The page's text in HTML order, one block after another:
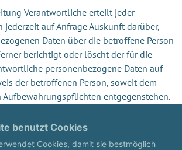
Verantwortliche erteilt jeder
jederzeit auf Anfrage Auskunft darüber,
Daten über die betroffene Person
berichtigt oder löscht der für die
personenbezogene Daten auf
der betroffenen Person, soweit dem
Aufbewahrungspflichten entgegenstehen.
der betroffenen Person in diesem
Ansprechpartner zur Verfügung.
benutzt Cookies
Cookies, damit sie bestmöglich